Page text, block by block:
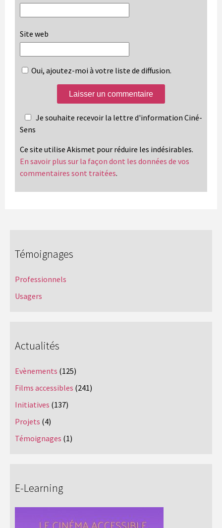
Site web
Oui, ajoutez-moi à votre liste de diffusion.
Je souhaite recevoir la lettre d'information Ciné-
Sens
Ce site utilise Akismet pour réduire les indésirables.
En savoir plus sur la façon dont les données de vos
commentaires sont traitées.
Témoignages
Professionnels
Usagers
Actualités
Evènements (125)
Films accessibles (241)
Initiatives (137)
Projets (4)
Témoignages (1)
E-Learning